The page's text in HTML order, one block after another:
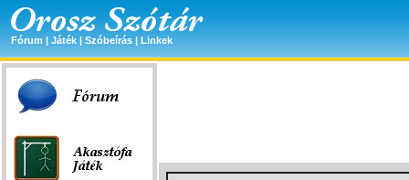
Fórum | Játék | Szóbeírás | Linkek